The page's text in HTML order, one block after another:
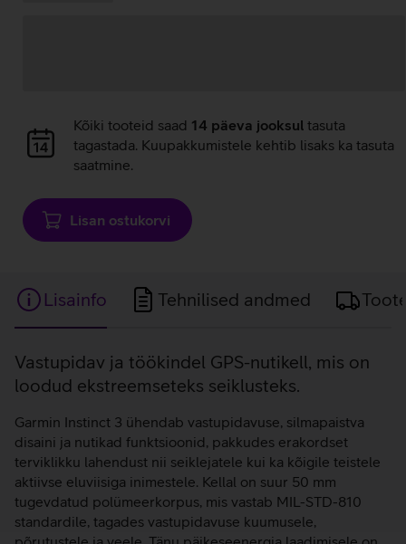
Andmete
laadimine
Kõiki tooteid saad 14 päeva jooksul tasuta
tagastada. Kuupakkumistele kehtib lisaks ka tasuta
saatmine.
Lisan ostukorvi
Lisainfo Tehnilised andmed
Lisainfo
Vastupidav ja töökindel GPS-nutikell, mis on
loodud ekstreemseteks seiklusteks.
Garmin Instinct 3 ühendab vastupidavuse, silmapaistva
disaini ja nutikad funktsioonid, pakkudes erakordset
terviklikku lahendust nii seiklejatele kui ka kõigile teistele
aktiivse eluviisiga inimestele. Kellal on suur 50 mm
tugevdatud polümeerkorpus, mis vastab MIL-STD-810
standardile, tagades vastupidavuse kuumusele,